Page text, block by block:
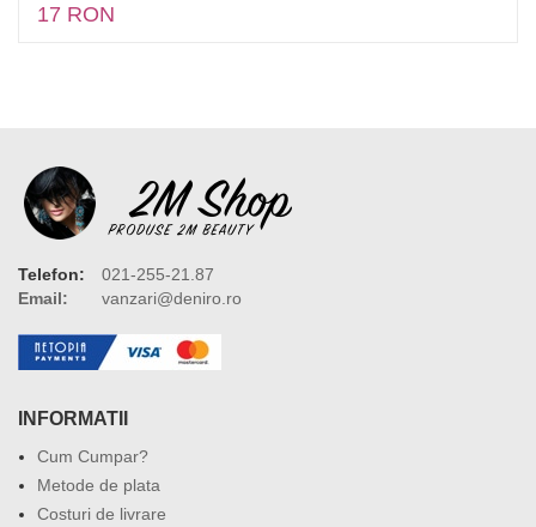
17 RON
Telefon:
021-255-21.87
Email:
vanzari@deniro.ro
INFORMATII
Cum Cumpar?
Metode de plata
Costuri de livrare